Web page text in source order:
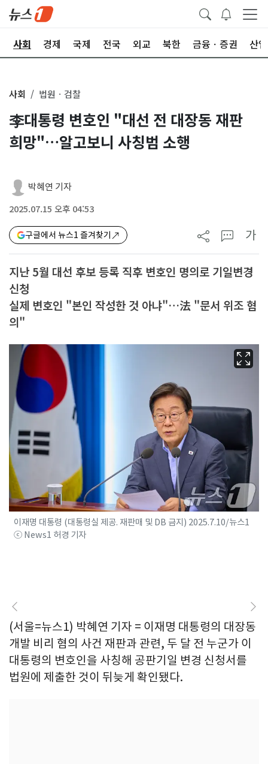
사회 경제 국제 전국 외교 북한 금융ㆍ증권 산업
사회 법원ㆍ검찰
李대통령 변호인 "대선 전 대장동 재판
희망"…알고보니 사칭범 소행
박혜연 기자
2025.07.15 오후 04:53
구글에서 뉴스1 즐겨찾기 가
지난 5월 대선 후보 등록 직후 변호인 명의로 기일변경
신청
실제 변호인 "본인 작성한 것 아냐"…法 "문서 위조 혐
의"
이재명 대통령 (대통령실 제공. 재판매 및 DB 금지) 2025.7.10/뉴스1
ⓒ News1 허경 기자
(서울=뉴스1) 박혜연 기자 = 이재명 대통령의 대장동
개발 비리 혐의 사건 재판과 관련, 두 달 전 누군가 이
대통령의 변호인을 사칭해 공판기일 변경 신청서를
법원에 제출한 것이 뒤늦게 확인됐다.